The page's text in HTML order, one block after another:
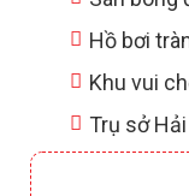
Hồ bơi
Khu vui
Trụ sở